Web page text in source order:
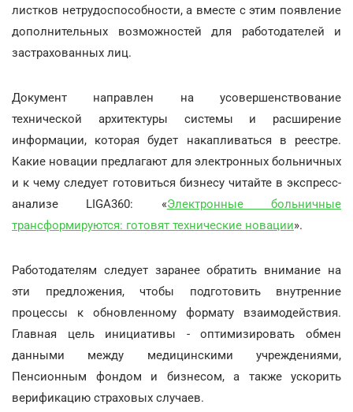
листков нетрудоспособности, а вместе с этим появление
дополнительных возможностей для работодателей и
застрахованных лиц.
Документ направлен на усовершенствование
технической архитектуры системы и расширение
информации, которая будет накапливаться в реестре.
Какие новации предлагают для электронных больничных
и к чему следует готовиться бизнесу читайте в экспресс-
анализе LIGA360: «Электронные больничные
трансформируются: готовят технические новации».
Работодателям следует заранее обратить внимание на
эти предложения, чтобы подготовить внутренние
процессы к обновленному формату взаимодействия.
Главная цель инициативы - оптимизировать обмен
данными между медицинскими учреждениями,
Пенсионным фондом и бизнесом, а также ускорить
верификацию страховых случаев.